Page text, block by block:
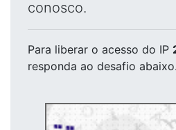
conosco.
Para liberar o acesso do IP
responda ao desafio abaixo.